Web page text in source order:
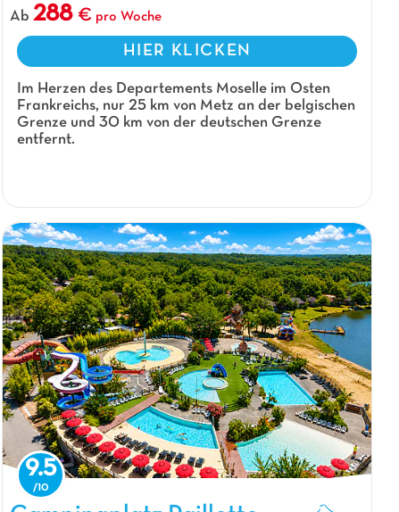
Ab288 pro Woche
HIER KLICKEN
Im Herzen des Departements Moselle im Osten
Frankreichs, nur 25 km von Metz an der belgischen
Grenze und 30 km von der deutschen Grenze
entfernt.
Campingplatz Paillotte, Campingplatz Aquitanien
9.5